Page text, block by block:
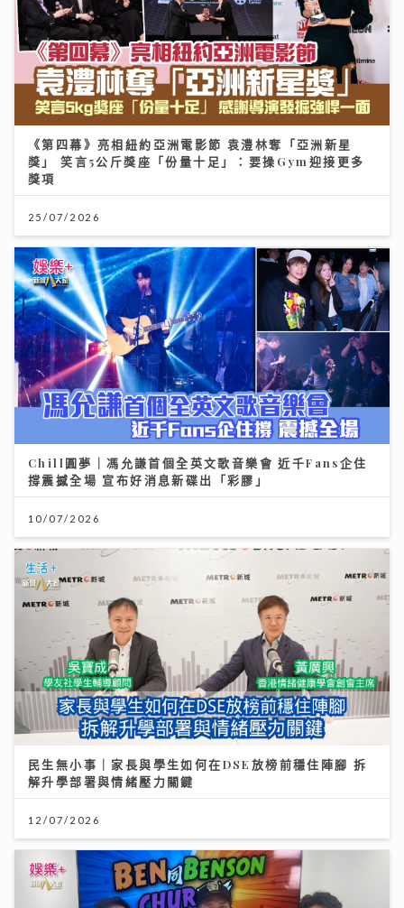
《第四幕》亮相紐約亞洲電影節 袁澧林奪「亞洲新星
獎」 笑言5公斤獎座「份量十足」：要操Gym迎接更多
獎項
25/07/2026
Chill圓夢｜馮允謙首個全英文歌音樂會 近千Fans企住
撐震撼全場 宣布好消息新碟出「彩膠」
10/07/2026
民生無小事｜家長與學生如何在DSE放榜前穩住陣腳 拆
解升學部署與情緒壓力關鍵
12/07/2026